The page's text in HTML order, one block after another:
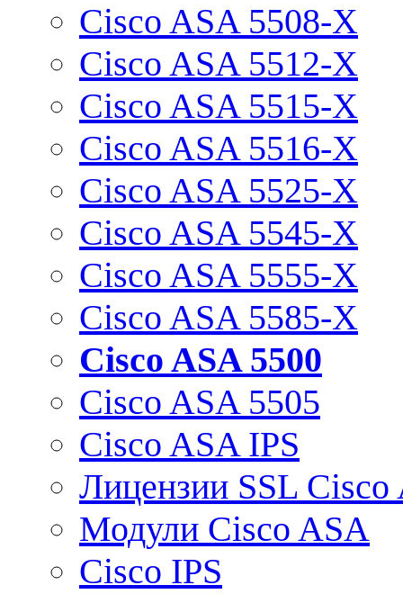
Cisco ASA 5508-X
Cisco ASA 5512-X
Cisco ASA 5515-X
Cisco ASA 5516-X
Cisco ASA 5525-X
Cisco ASA 5545-X
Cisco ASA 5555-X
Cisco ASA 5585-X
Cisco ASA 5500
Cisco ASA 5505
Cisco ASA IPS
Лицензии SSL Cisco
Модули Cisco ASA
Cisco IPS